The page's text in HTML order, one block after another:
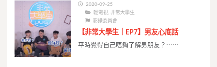
2020-09-25
輕電視
非常大學生
影攝委員會
【非常大學生｜EP7】男友心底話
平時覺得自己唔夠了解男朋友？⋯⋯